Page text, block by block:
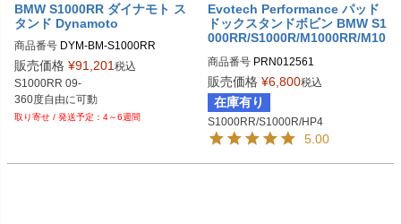
BMW S1000RR ダイナモト ス
タンド Dynamoto
商品番号
販売価格 ¥91,201 税込
S1000RR 09-
4～6週間
Evotech Performance パッド
ドックスタンドボビン BMW S1
000RR/S1000R/M1000RR/M10
商品番号 PRN012561
PRN012561-01
PRN012561-02
PRN012561-03
PRN012561-04
PRN012561-05
販売価格 ¥6,800税込
在庫有り
S1000RR/S1000R/HP4
5.00